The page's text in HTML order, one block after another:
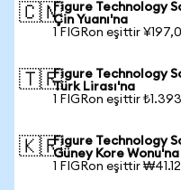
🇨🇳Figure Technology
Çin Yuanı'na
1 FIGRon eşittir
🇹🇷Figure Technology
Türk Lirası'na
1 FIGRon eşittir
🇰🇷Figure Technology
Güney Kore Wonu'na
1 FIGRon eşittir